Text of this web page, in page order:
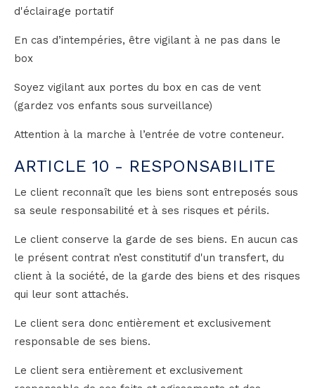
d'éclairage portatif
En cas d’intempéries, être vigilant à ne pas dans le
box
Soyez vigilant aux portes du box en cas de vent
(gardez vos enfants sous surveillance)
Attention à la marche à l’entrée de votre conteneur.
ARTICLE 10 - RESPONSABILITE
Le client reconnaît que les biens sont entreposés sous
sa seule responsabilité et à ses risques et périls.
Le client conserve la garde de ses biens. En aucun cas
le présent contrat n’est constitutif d'un transfert, du
client à la société, de la garde des biens et des risques
qui leur sont attachés.
Le client sera donc entièrement et exclusivement
responsable de ses biens.
Le client sera entièrement et exclusivement